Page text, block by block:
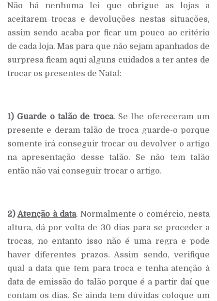
Não há nenhuma lei que obrigue as lojas a
aceitarem trocas e devoluções nestas situações,
assim sendo acaba por ficar um pouco ao critério
de cada loja. Mas para que não sejam apanhados de
surpresa ficam aqui alguns cuidados a ter antes de
trocar os presentes de Natal:
1) Guarde o talão de troca. Se lhe ofereceram um
presente e deram talão de troca guarde-o porque
somente irá conseguir trocar ou devolver o artigo
na apresentação desse talão. Se não tem talão
então não vai conseguir trocar o artigo.
2)Atenção à data. Normalmente o comércio, nesta
altura, dá por volta de 30 dias para se proceder a
trocas, no entanto isso não é uma regra e pode
haver diferentes prazos. Assim sendo, verifique
qual a data que tem para troca e tenha atenção à
data de emissão do talão porque é a partir daí que
contam os dias. Se ainda tem dúvidas coloque um